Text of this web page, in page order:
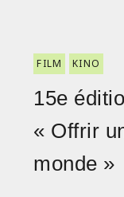
FILM KINO
15e
« Offrir
monde »